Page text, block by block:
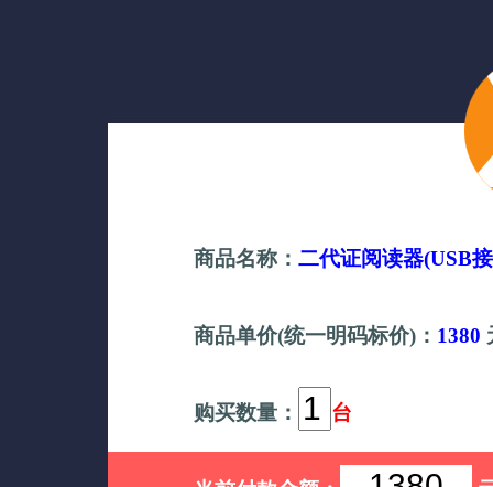
商品名称：二代证阅读器(USB
商品单价(统一明码标价)： 1380
购买数量： 台